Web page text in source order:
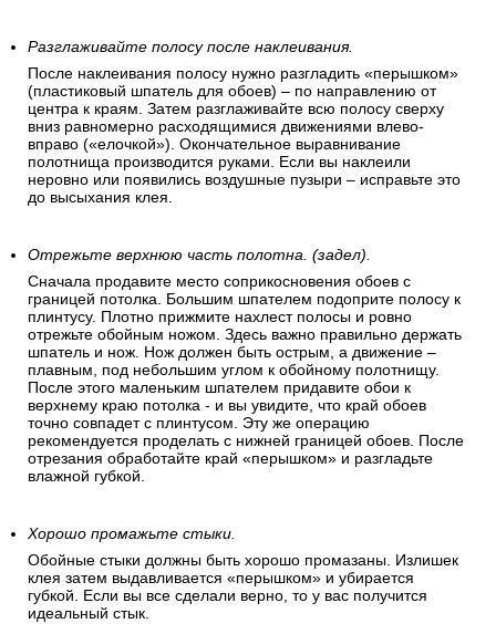
Разглаживайте полосу после наклеивания.
После наклеивания полосу нужно разгладить «перышком»
(пластиковый шпатель для обоев) – по направлению от
центра к краям. Затем разглаживайте всю полосу сверху
вниз равномерно расходящимися движениями влево-
вправо («елочкой»). Окончательное выравнивание
полотнища производится руками. Если вы наклеили
неровно или появились воздушные пузыри – исправьте это
до высыхания клея.
Отрежьте верхнюю часть полотна. (задел).
Сначала продавите место соприкосновения обоев с
границей потолка. Большим шпателем подоприте полосу к
плинтусу. Плотно прижмите нахлест полосы и ровно
отрежьте обойным ножом. Здесь важно правильно держать
шпатель и нож. Нож должен быть острым, а движение –
плавным, под небольшим углом к обойному полотнищу.
После этого маленьким шпателем придавите обои к
верхнему краю потолка - и вы увидите, что край обоев
точно совпадет с плинтусом. Эту же операцию
рекомендуется проделать с нижней границей обоев. После
отрезания обработайте край «перышком» и разгладьте
влажной губкой.
Хорошо промажьте стыки.
Обойные стыки должны быть хорошо промазаны. Излишек
клея затем выдавливается «перышком» и убирается
губкой. Если вы все сделали верно, то у вас получится
идеальный стык.